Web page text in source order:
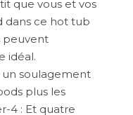
que vous et vos
dans ce hot tub
peuvent
idéal.
un soulagement
plus les
4 : Et quatre